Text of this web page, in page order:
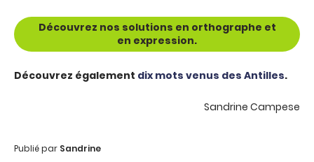
Découvrez nos solutions en orthographe et
en expression.
Découvrez également dix mots venus des Antilles.
Sandrine Campese
Publié par Sandrine